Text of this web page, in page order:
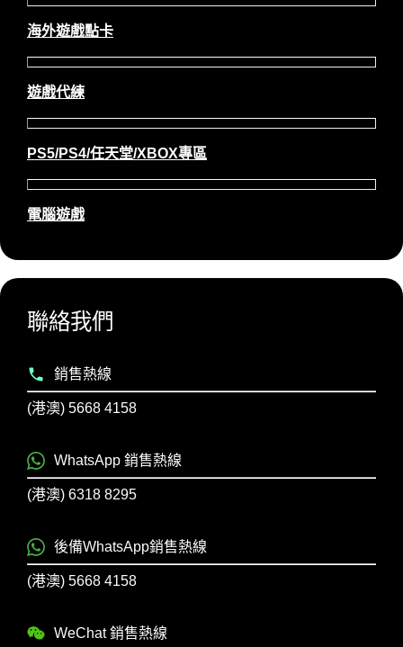
海外遊戲點卡
遊戲代練
PS5/PS4/任天堂/XBOX專區
電腦遊戲
聯絡我們
銷售熱線
(港澳) 5668 4158
WhatsApp 銷售熱線
(港澳) 6318 8295
後備WhatsApp銷售熱線
(港澳) 5668 4158
WeChat 銷售熱線